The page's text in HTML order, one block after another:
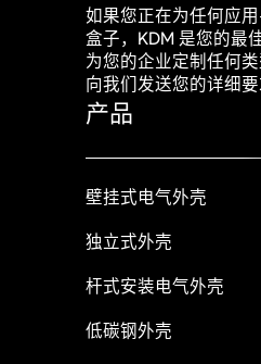
如果您正在为任何应
盒子，KDM 是您的最
为您的企业定制任何
向我们发送您的详细要
产品
壁挂式电气外壳
独立式外壳
杆式安装电气外壳
低碳钢外壳